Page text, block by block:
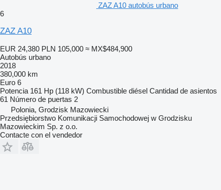
ZAZ A10 autobús urbano
6
ZAZ A10
EUR 24,380 PLN 105,000 ≈ MX$484,900
Autobús urbano
2018
380,000 km
Euro 6
Potencia 161 Hp (118 kW) Combustible diésel Cantidad de asientos
61 Número de puertas 2
Polonia, Grodzisk Mazowiecki
Przedsiębiorstwo Komunikacji Samochodowej w Grodzisku
Mazowieckim Sp. z o.o.
Contacte con el vendedor